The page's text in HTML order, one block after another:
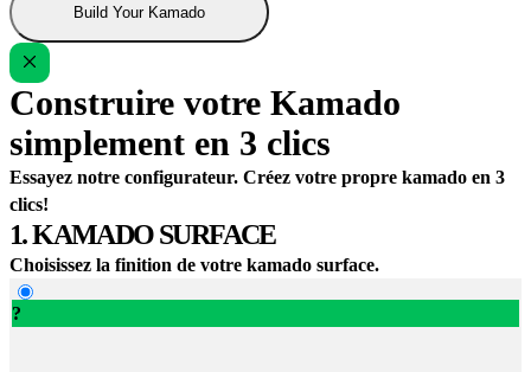
Build Your Kamado
Construire votre Kamado
simplement en 3 clics
Essayez notre configurateur. Créez votre propre kamado en 3
clics!
1. KAMADO SURFACE
Choisissez la finition de votre kamado surface.
?